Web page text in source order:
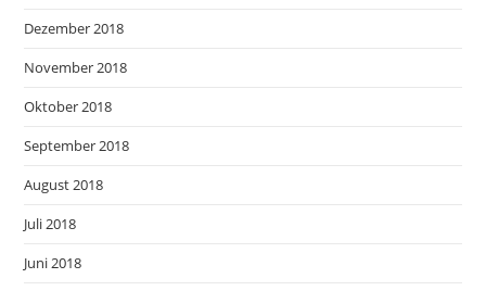
Dezember 2018
November 2018
Oktober 2018
September 2018
August 2018
Juli 2018
Juni 2018